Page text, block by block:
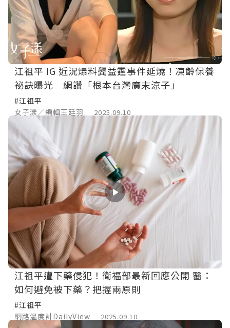
江祖平 IG 近況爆料龔益霆事件延燒！凍齡保養
祕訣曝光 網讚「根本台灣廣末涼子」
#江祖平
女子漾／編輯王廷羽
2025.09.10
江祖平遭下藥侵犯！衛福部最新回應公開 醫：
如何避免被下藥？把握兩原則
#江祖平
網路溫度計DailyView
2025.09.10